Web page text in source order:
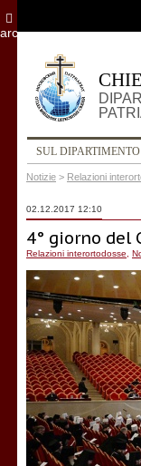
SUL DIPARTIMENTO
Notizie > Relazioni
02.12.2017 12:10
4° giorno del
Relazioni interortodosse
archivio